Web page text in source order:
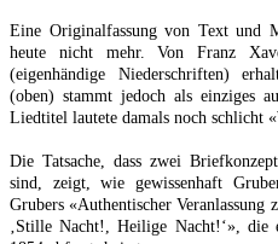
Eine Originalfassung von Text und
heute nicht mehr. Von Franz
(eigenhändige Niederschriften)
(oben) stammt jedoch als einziges
Liedtitel lautete damals noch schlicht
Die Tatsache, dass zwei
sind, zeigt, wie gewissenhaft
Grubers «Authentischer Veranlassung
‚Stille Nacht!, Heilige Nacht!‘», die